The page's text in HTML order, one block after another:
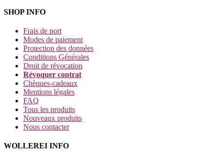
SHOP INFO
Frais de port
Modes de paiement
Protection des données
Conditions Générales
Droit de révocation
Révoquer contrat
Chèques-cadeaux
Mentions légales
FAQ
Tous les produits
Nouveaux produits
Nous contacter
WOLLEREI INFO